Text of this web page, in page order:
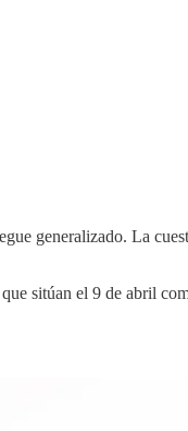
generalizado. La
sitúan el 9 de abril